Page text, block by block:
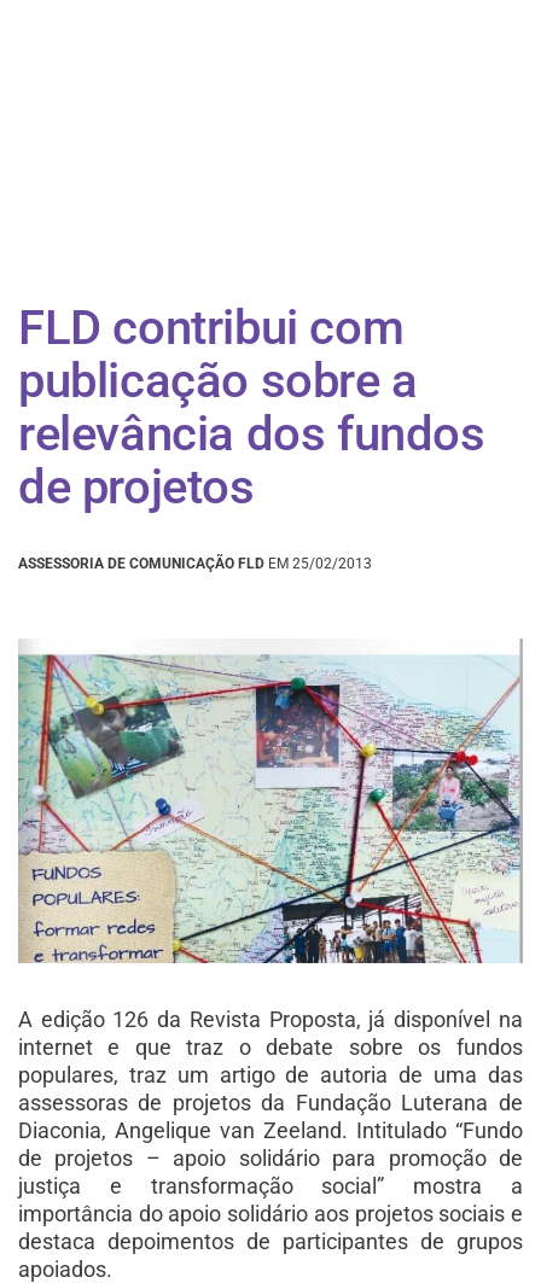
FLD contribui com
publicação sobre a
relevância dos fundos
de projetos
ASSESSORIA DE COMUNICAÇÃO FLD EM 25/02/2013
A edição 126 da Revista Proposta, já disponível na
internet e que traz o debate sobre os fundos
populares, traz um artigo de autoria de uma das
assessoras de projetos da Fundação Luterana de
Diaconia, Angelique van Zeeland. Intitulado “Fundo
de projetos – apoio solidário para promoção de
justiça e transformação social” mostra a
importância do apoio solidário aos projetos sociais e
destaca depoimentos de participantes de grupos
apoiados.